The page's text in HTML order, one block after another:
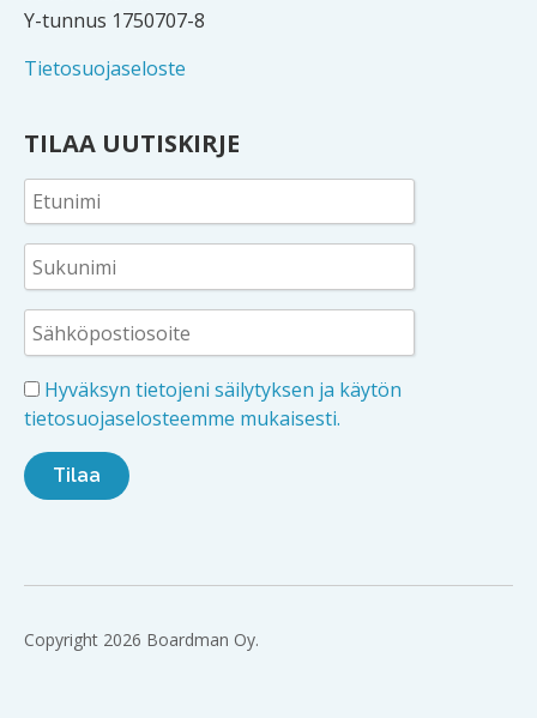
Y-tunnus 1750707-8
Tietosuojaseloste
TILAA UUTISKIRJE
Hyväksyn tietojeni säilytyksen ja käytön
tietosuojaselosteemme mukaisesti.
Copyright 2026 Boardman Oy.